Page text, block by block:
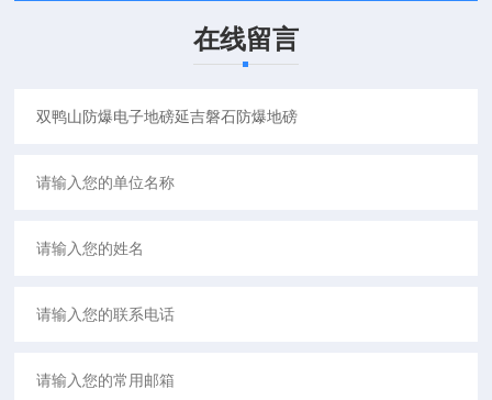
在线留言